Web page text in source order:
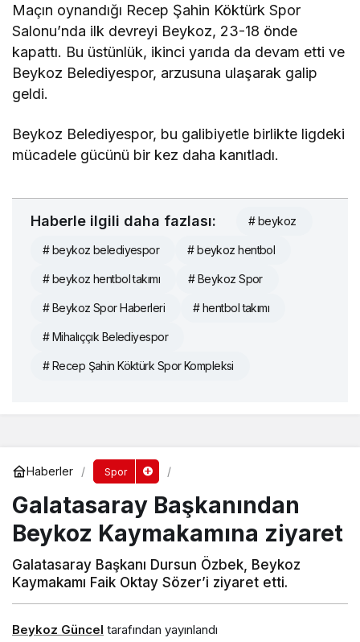
Maçın oynandığı Recep Şahin Köktürk Spor
Salonu’nda ilk devreyi Beykoz, 23-18 önde
kapattı. Bu üstünlük, ikinci yarıda da devam etti ve
Beykoz Belediyespor, arzusuna ulaşarak galip
geldi.
Beykoz Belediyespor, bu galibiyetle birlikte ligdeki
mücadele gücünü bir kez daha kanıtladı.
Haberle ilgili daha fazlası: # beykoz
# beykoz belediyespor # beykoz hentbol
# beykoz hentbol takımı # Beykoz Spor
# Beykoz Spor Haberleri # hentbol takımı
# Mihalıççık Belediyespor
# Recep Şahin Köktürk Spor Kompleksi
Haberler Spor
Galatasaray Başkanından
Beykoz Kaymakamına ziyaret
Galatasaray Başkanı Dursun Özbek, Beykoz
Kaymakamı Faik Oktay Sözer’i ziyaret etti.
Beykoz Güncel tarafından yayınlandı